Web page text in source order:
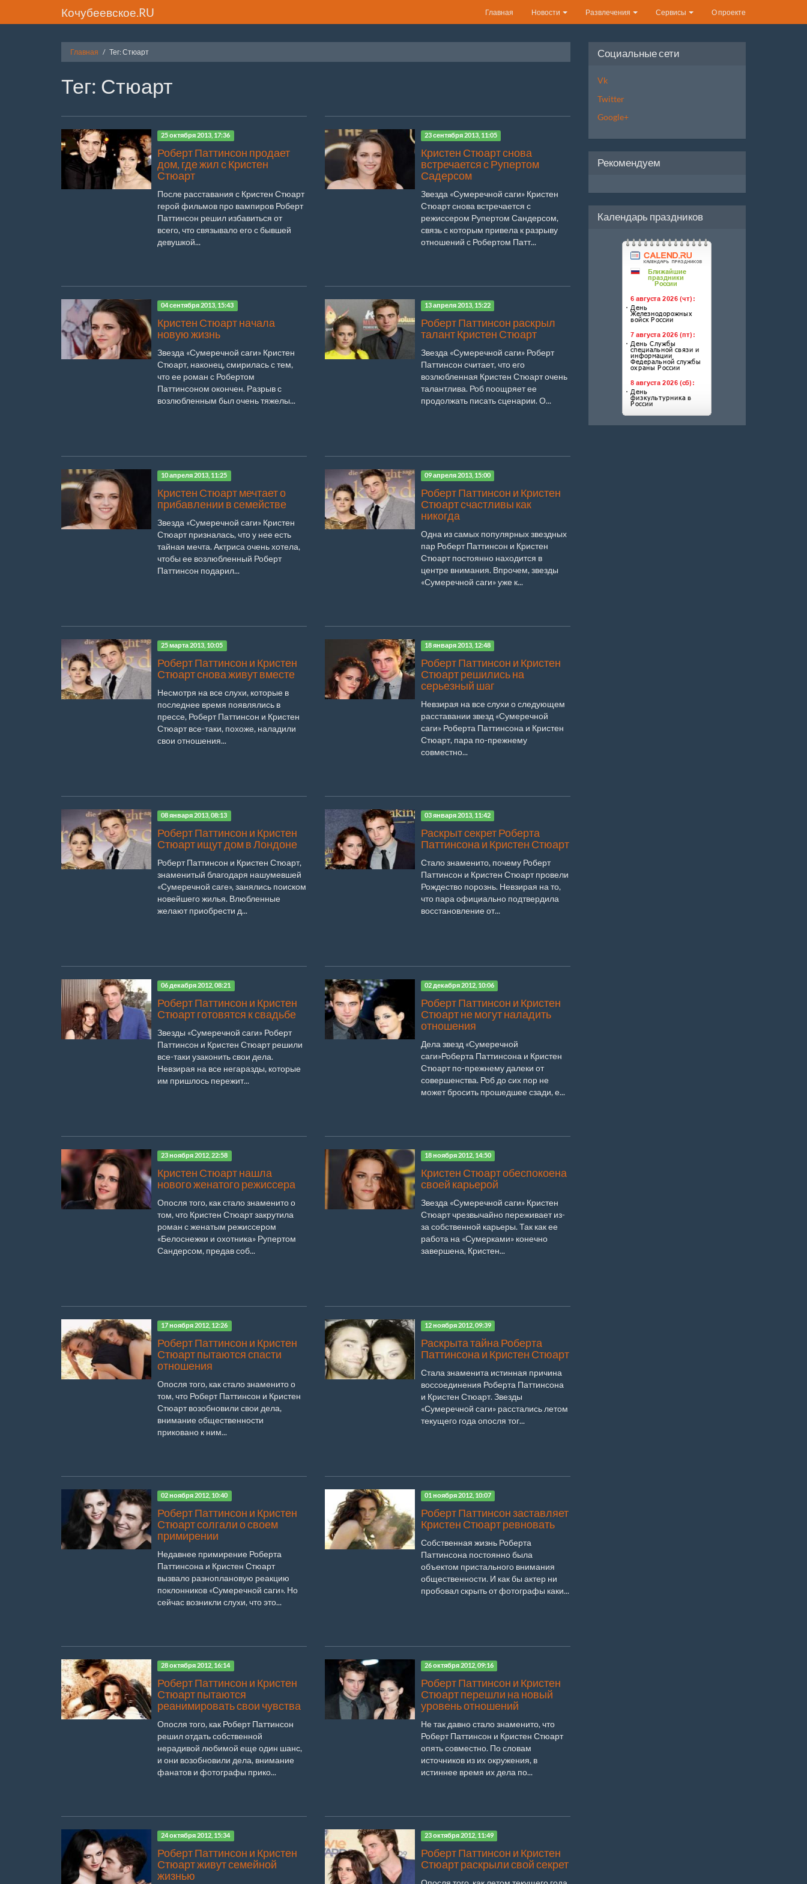
Кочубеевское.RU Главная Новости Развлечения Сервисы О проекте
Главная Тег: Стюарт
Тег: Стюарт
25 октября 2013, 17:36
Роберт Паттинсон продает
дом, где жил с Кристен
Стюарт
После расставания с Кристен Стюарт
герой фильмов про вампиров Роберт
Паттинсон решил избавиться от
всего, что связывало его с бывшей
девушкой...
23 сентября 2013, 11:05
Кристен Стюарт снова
встречается с Рупертом
Садерсом
Звезда «Сумеречной саги» Кристен
Стюарт снова встречается с
режиссером Рупертом Сандерсом,
связь с которым привела к разрыву
отношений с Робертом Патт...
04 сентября 2013, 15:43
Кристен Стюарт начала
новую жизнь
Звезда «Сумеречной саги» Кристен
Стюарт, наконец, смирилась с тем,
что ее роман с Робертом
Паттинсоном окончен. Разрыв с
возлюбленным был очень тяжелы...
13 апреля 2013, 15:22
Роберт Паттинсон раскрыл
талант Кристен Стюарт
Звезда «Сумеречной саги» Роберт
Паттинсон считает, что его
возлюбленная Кристен Стюарт очень
талантлива. Роб поощряет ее
продолжать писать сценарии. О...
10 апреля 2013, 11:25
Кристен Стюарт мечтает о
прибавлении в семействе
Звезда «Сумеречной саги» Кристен
Стюарт призналась, что у нее есть
тайная мечта. Актриса очень хотела,
чтобы ее возлюбленный Роберт
Паттинсон подарил...
09 апреля 2013, 15:00
Роберт Паттинсон и Кристен
Стюарт счастливы как
никогда
Одна из самых популярных звездных
пар Роберт Паттинсон и Кристен
Стюарт постоянно находится в
центре внимания. Впрочем, звезды
«Сумеречной саги» уже к...
25 марта 2013, 10:05
Роберт Паттинсон и Кристен
Стюарт снова живут вместе
Несмотря на все слухи, которые в
последнее время появлялись в
прессе, Роберт Паттинсон и Кристен
Стюарт все-таки, похоже, наладили
свои отношения...
18 января 2013, 12:48
Роберт Паттинсон и Кристен
Стюарт решились на
серьезный шаг
Невзирая на все слухи о следующем
расставании звезд «Сумеречной
саги» Роберта Паттинсона и Кристен
Стюарт, пара по-прежнему
совместно...
08 января 2013, 08:13
Роберт Паттинсон и Кристен
Стюарт ищут дом в Лондоне
Роберт Паттинсон и Кристен Стюарт,
знаменитый благодаря нашумевшей
«Сумеречной саге», занялись поиском
новейшего жилья. Влюбленные
желают приобрести д...
03 января 2013, 11:42
Раскрыт секрет Роберта
Паттинсона и Кристен Стюарт
Стало знаменито, почему Роберт
Паттинсон и Кристен Стюарт провели
Рождество порознь. Невзирая на то,
что пара официально подтвердила
восстановление от...
06 декабря 2012, 08:21
Роберт Паттинсон и Кристен
Стюарт готовятся к свадьбе
Звезды «Сумеречной саги» Роберт
Паттинсон и Кристен Стюарт решили
все-таки узаконить свои дела.
Невзирая на все негаразды, которые
им пришлось пережит...
02 декабря 2012, 10:06
Роберт Паттинсон и Кристен
Стюарт не могут наладить
отношения
Дела звезд «Сумеречной
саги»Роберта Паттинсона и Кристен
Стюарт по-прежнему далеки от
совершенства. Роб до сих пор не
может бросить прошедшее сзади, е...
23 ноября 2012, 22:58
Кристен Стюарт нашла
нового женатого режиссера
Опосля того, как стало знаменито о
том, что Кристен Стюарт закрутила
роман с женатым режиссером
«Белоснежки и охотника» Рупертом
Сандерсом, предав соб...
18 ноября 2012, 14:50
Кристен Стюарт обеспокоена
своей карьерой
Звезда «Сумеречной саги» Кристен
Стюарт чрезвычайно переживает из-
за собственной карьеры. Так как ее
работа на «Сумерками» конечно
завершена, Кристен...
17 ноября 2012, 12:26
Роберт Паттинсон и Кристен
Стюарт пытаются спасти
отношения
Опосля того, как стало знаменито о
том, что Роберт Паттинсон и Кристен
Стюарт возобновили свои дела,
внимание общественности
приковано к ним...
12 ноября 2012, 09:39
Раскрыта тайна Роберта
Паттинсона и Кристен Стюарт
Стала знаменита истинная причина
воссоединения Роберта Паттинсона
и Кристен Стюарт. Звезды
«Сумеречной саги» расстались летом
текущего года опосля тог...
02 ноября 2012, 10:40
Роберт Паттинсон и Кристен
Стюарт солгали о своем
примирении
Недавнее примирение Роберта
Паттинсона и Кристен Стюарт
вызвало разноплановую реакцию
поклонников «Сумеречной саги». Но
сейчас возникли слухи, что это...
01 ноября 2012, 10:07
Роберт Паттинсон заставляет
Кристен Стюарт ревновать
Собственная жизнь Роберта
Паттинсона постоянно была
объектом пристального внимания
общественности. И как бы актер ни
пробовал скрыть от фотографы каки...
28 октября 2012, 16:14
Роберт Паттинсон и Кристен
Стюарт пытаются
реанимировать свои чувства
Опосля того, как Роберт Паттинсон
решил отдать собственной
нерадивой любимой еще один шанс,
и они возобновили дела, внимание
фанатов и фотографы прико...
26 октября 2012, 09:16
Роберт Паттинсон и Кристен
Стюарт перешли на новый
уровень отношений
Не так давно стало знаменито, что
Роберт Паттинсон и Кристен Стюарт
опять совместно. По словам
источников из их окружения, в
истиннее время их дела по...
24 октября 2012, 15:34
Роберт Паттинсон и Кристен
Стюарт живут семейной
жизнью
23 октября 2012, 11:49
Роберт Паттинсон и Кристен
Стюарт раскрыли свой секрет
Социальные сети
Vk
Twitter
Google+
Рекомендуем
Календарь праздников